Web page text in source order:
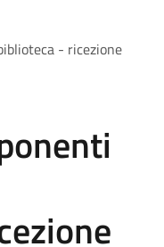
- ricezione